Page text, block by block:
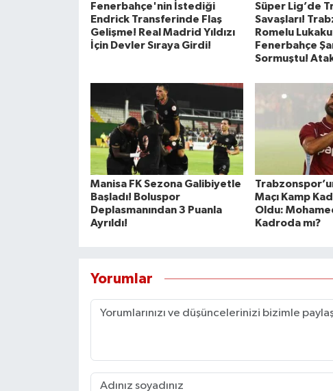
Fenerbahçe'nin İstediği
Endrick Transferinde Flaş
Gelişme! Real Madrid Yıldızı
İçin Devler Sıraya Girdi!
Süper Lig’de
Savaşları!
Romelu
Fenerbahçe
Sormuştu!
Manisa FK Sezona Galibiyetle
Başladı! Boluspor
Deplasmanından 3 Puanla
Ayrıldı!
Maçı Kamp
Oldu:
Kadroda mı?
Yorumlar